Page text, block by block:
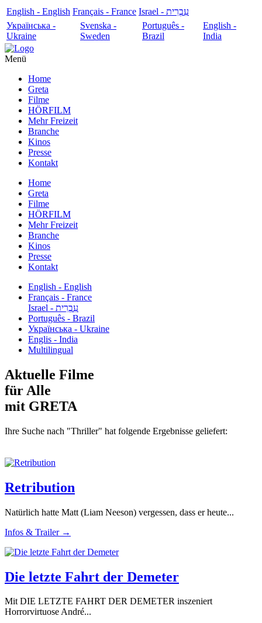
English - English Français - France
עִבְרִית - Israel
Українська -
Ukraine
Svenska -
Sweden
Português -
Brazil
English -
India
Menü
Home
Greta
Filme
HÖRFILM
Mehr Freizeit
Branche
Kinos
Presse
Kontakt
Home
Greta
Filme
HÖRFILM
Mehr Freizeit
Branche
Kinos
Presse
Kontakt
English - English
Français - France
עִבְרִית - Israel
Português - Brazil
Українська - Ukraine
Englis - India
Multilingual
Aktuelle Filme
für Alle
mit GRETA
Ihre Suche nach "Thriller" hat folgende Ergebnisse geliefert:
Retribution
Natürlich hatte Matt (Liam Neeson) vergessen, dass er heute...
Infos & Trailer →
Die letzte Fahrt der Demeter
Mit DIE LETZTE FAHRT DER DEMETER inszeniert
Horrorvirtuose André...